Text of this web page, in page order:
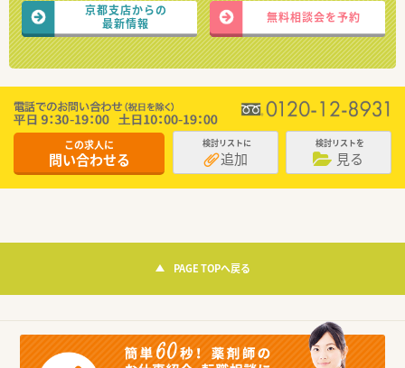
京都支店からの
最新情報
無料相談会を予約
この求人に
問い合わせる
検討リストに
追加
検討リストを
見る
PAGE TOPへ戻る